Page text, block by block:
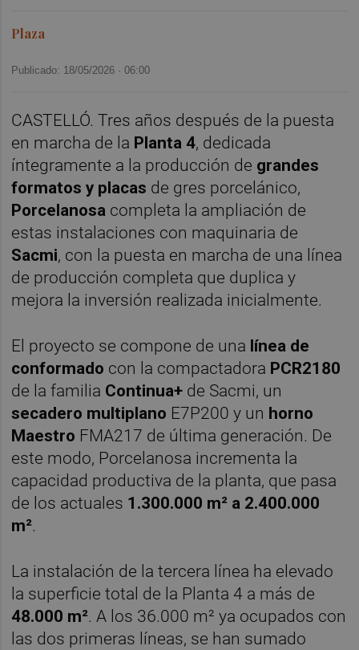
Plaza
Publicado: 18/05/2026 ·06:00
CASTELLÓ. Tres años después de la puesta
en marcha de la Planta 4, dedicada
íntegramente a la producción de grandes
formatos y placas de gres porcelánico,
Porcelanosa completa la ampliación de
estas instalaciones con maquinaria de
Sacmi, con la puesta en marcha de una línea
de producción completa que duplica y
mejora la inversión realizada inicialmente.
El proyecto se compone de una línea de
conformado con la compactadora PCR2180
de la familia Continua+ de Sacmi, un
secadero multiplano E7P200 y un horno
Maestro FMA217 de última generación. De
este modo, Porcelanosa incrementa la
capacidad productiva de la planta, que pasa
de los actuales 1.300.000 m² a 2.400.000
m².
La instalación de la tercera línea ha elevado
la superficie total de la Planta 4 a más de
48.000 m². A los 36.000 m² ya ocupados con
las dos primeras líneas, se han sumado